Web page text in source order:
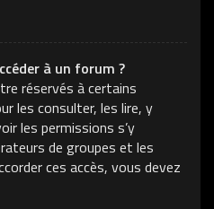
à un forum ?
réservés à certains
les consulter, les lire, y
les permissions s’y
de groupes et les
ces accès, vous devez